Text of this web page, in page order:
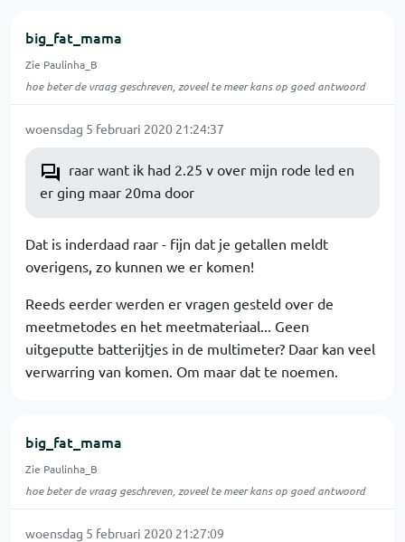
big_fat_mama
Zie Paulinha_B
hoe beter de vraag geschreven, zoveel te meer kans op goed antwoord
woensdag 5 februari 2020 21:24:37
raar want ik had 2.25 v over mijn rode led en
er ging maar 20ma door
Dat is inderdaad raar - fijn dat je getallen meldt
overigens, zo kunnen we er komen!
Reeds eerder werden er vragen gesteld over de
meetmetodes en het meetmateriaal... Geen
uitgeputte batterijtjes in de multimeter? Daar kan veel
verwarring van komen. Om maar dat te noemen.
big_fat_mama
Zie Paulinha_B
hoe beter de vraag geschreven, zoveel te meer kans op goed antwoord
woensdag 5 februari 2020 21:27:09